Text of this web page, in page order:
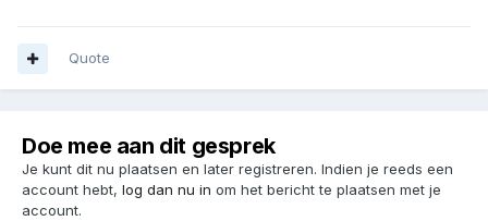
Quote
Doe mee aan dit gesprek
Je kunt dit nu plaatsen en later registreren. Indien je reeds een
account hebt, log dan nu in om het bericht te plaatsen met je
account.